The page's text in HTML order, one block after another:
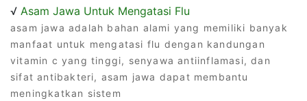
√ Asam Jawa Untuk Mengatasi Flu
asam jawa adalah bahan alami yang memiliki banyak
manfaat untuk mengatasi flu dengan kandungan
vitamin c yang tinggi, senyawa antiinflamasi, dan
sifat antibakteri, asam jawa dapat membantu
meningkatkan sistem